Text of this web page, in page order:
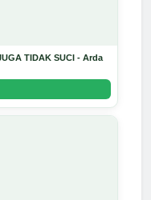
TIDAK SUCI - Arda